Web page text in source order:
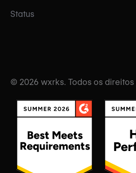
Status
© 2026 wxrks. Todos os